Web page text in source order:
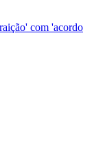
com 'acordo